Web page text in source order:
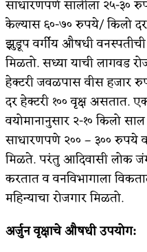
साधारणपणे सालीला २५-३०
केल्यास ६०-७० रुपये/ किलो
झुडूप वर्गीय औषधी
मिळतो. सध्या याची लागवड
हेक्टरी जवळपास वीस हजार
दर हेक्टरी १०० वृक्ष असतात.
वयोमानानुसार २-१० किलो
साधारणपणे २०० – ३०० रुपये
मिळते. परंतु आदिवासी लोक
करतात व वनविभागाला
महिन्याचा रोजगार मिळतो.
अर्जुन वृक्षाचे औषधी उपयोग: